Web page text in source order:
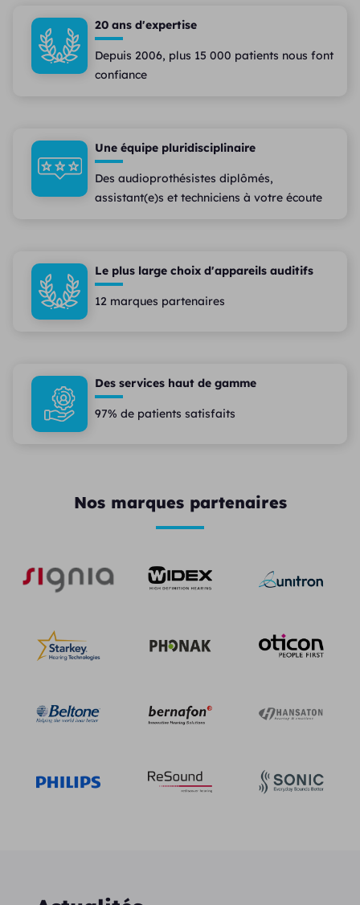
20 ans d'expertise
Depuis 2006, plus 15 000 patients nous font
confiance
Une équipe pluridisciplinaire
Des audioprothésistes diplômés,
assistant(e)s et techniciens à votre écoute
Le plus large choix d'appareils auditifs
12 marques partenaires
Des services haut de gamme
97% de patients satisfaits
Nos marques partenaires